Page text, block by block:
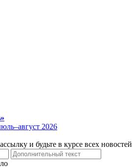
2026
и будьте в курсе всех новостей